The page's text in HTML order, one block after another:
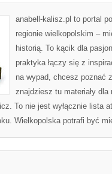
anabell-kalisz.pl to portal
regionie wielkopolskim –
historią. To kącik dla
praktyka łączy się z
na wypad, chcesz poznać
znajdziesz tu materiały
To nie jest wyłącznie lista
Wielkopolska potrafi być